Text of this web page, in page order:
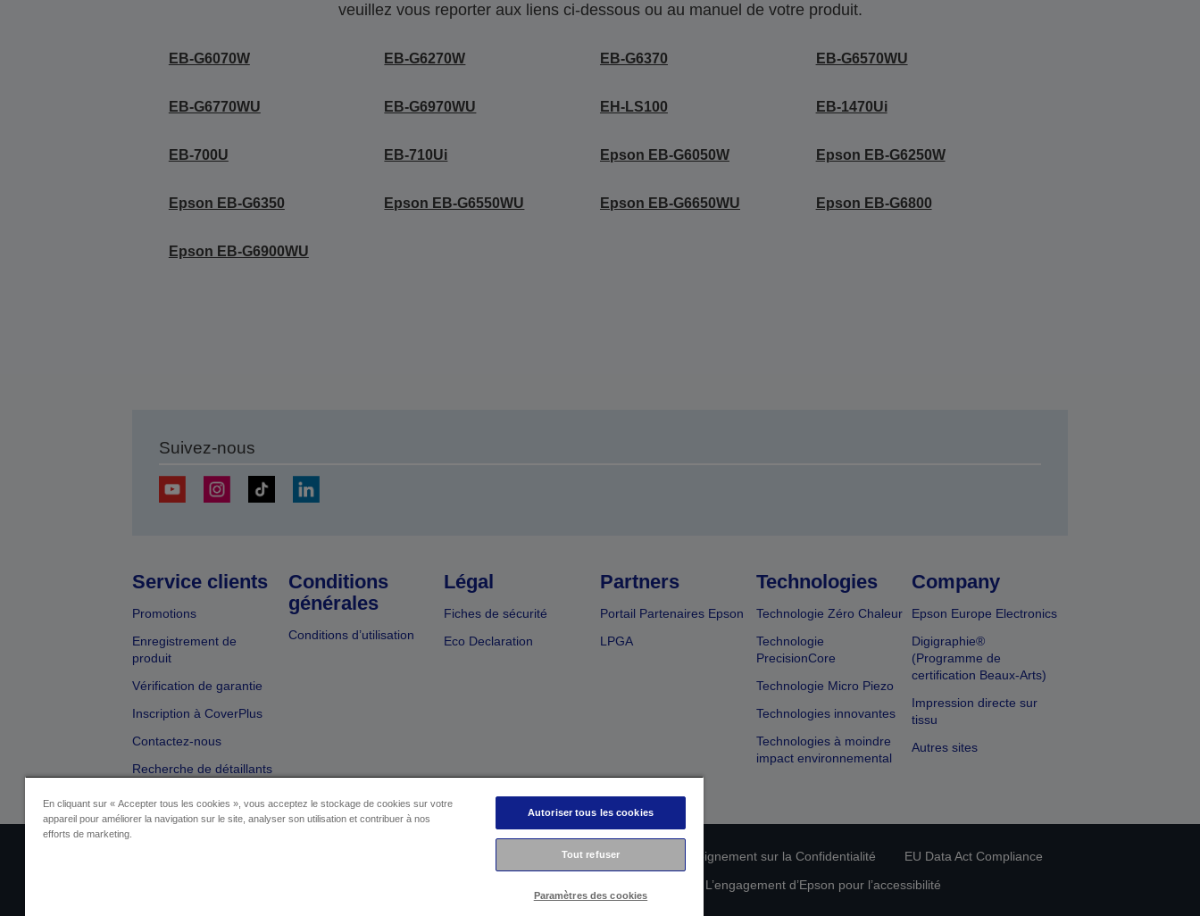
veuillez vous reporter aux liens ci-dessous ou au manuel de votre produit.
EB-G6070W EB-G6270W EB-G6370 EB-G6570WU
EB-G6770WU EB-G6970WU EH-LS100 EB-1470Ui
EB-700U EB-710Ui Epson EB-G6050W Epson EB-G6250W
Epson EB-G6350 Epson EB-G6550WU Epson EB-G6650WU Epson EB-G6800
Epson EB-G6900WU
Suivez-nous
Service clients
Promotions
Enregistrement de
produit
Vérification de garantie
Inscription à CoverPlus
Contactez-nous
Recherche de détaillants
Conditions
générales
Conditions d’utilisation
Légal
Fiches de sécurité
Eco Declaration
Partners
Portail Partenaires Epson
LPGA
Technologies
Technologie Zéro Chaleur
Technologie
PrecisionCore
Technologie Micro Piezo
Technologies innovantes
Technologies à moindre
impact environnemental
Company
Epson Europe Electronics
Digigraphie®
(Programme de
certification Beaux-Arts)
Impression directe sur
tissu
Autres sites
Déclaration de Renseignement sur la Confidentialité
EU Data Act Compliance
L’engagement d’Epson pour l’accessibilité
En cliquant sur « Accepter tous les cookies », vous acceptez le stockage de cookies sur votre
appareil pour améliorer la navigation sur le site, analyser son utilisation et contribuer à nos
efforts de marketing.
Autoriser tous les cookies
Tout refuser
Paramètres des cookies